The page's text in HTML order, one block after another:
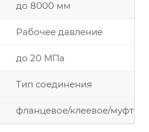
до 8000 мм
Рабочее давление
до 20 МПа
Тип соединения
фланцевое/клеевое/